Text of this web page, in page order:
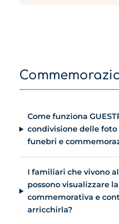
Come funziona
condivisione delle
funebri e
I familiari che vivono
possono visualizzare
commemorativa e
arricchirla?